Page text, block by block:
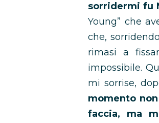
sorridermi fu
Young” che
che,
rimasi a
impossibile.
mi sorrise,
momento
faccia, ma